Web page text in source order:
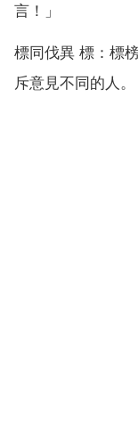
言！」
標同伐異 標：標
斥意見不同的人。